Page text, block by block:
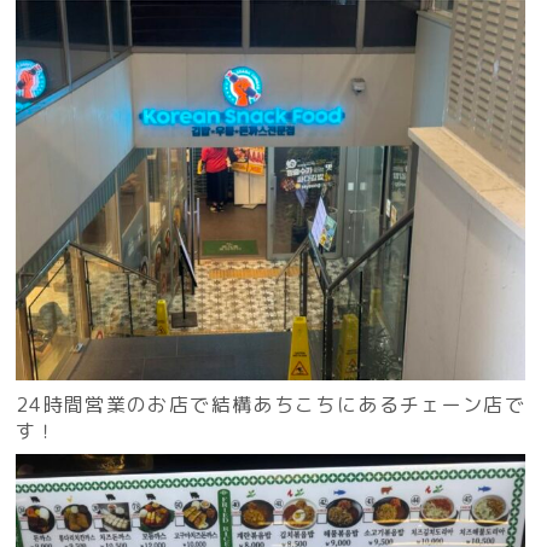
24時間営業のお店で結構あちこちにあるチェーン店で
す！